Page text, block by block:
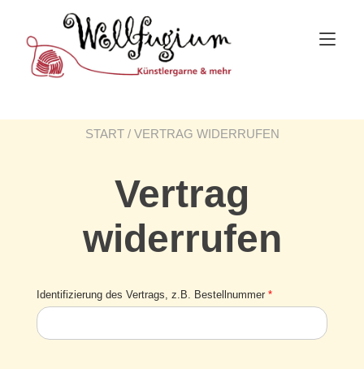
content
START/ VERTRAG WIDERRUFEN
Vertrag
widerrufen
Identifizierung des Vertrags, z.B. Bestellnummer *